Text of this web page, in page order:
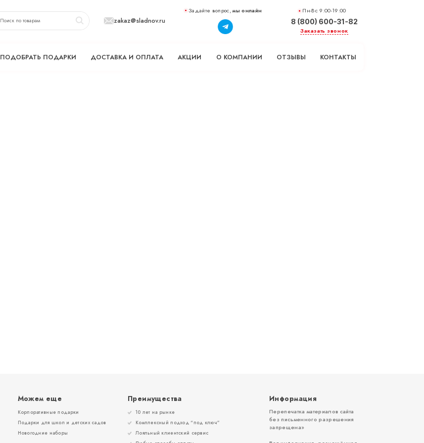
zakaz@sladnov.ru
Задайте вопрос,мы онлайн Пн-Вс 9:00-19:00
8 (800) 600-31-82
Заказать звонок
ПОДОБРАТЬ ПОДАРКИ ДОСТАВКА И ОПЛАТА АКЦИИ О КОМПАНИИ ОТЗЫВЫ КОНТАКТЫ
Можем еще
Корпоративные подарки
Подарки для школ и детских садов
Новогодние наборы
Преимущества
10 лет на рынке
Комплексный подход “под ключ”
Лояльный клиентский сервис
Информация
Перепечатка материалов сайта
без письменного разрешения
запрещена»